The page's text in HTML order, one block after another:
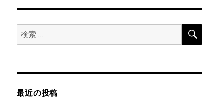
シ
検
索:
検
最近の投稿